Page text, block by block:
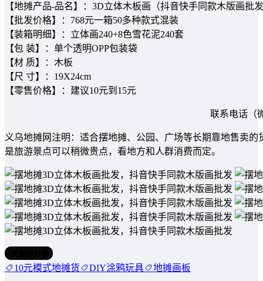
【地摊产品-品名】：3D立体木板画（抖音快手同款木版画批
【批发价格】：768元一箱50多种款式混装
【装箱明细】：立体画240+8色雪花泥240套
【包 装】：单个透明OPP包装袋
【材 质】：木板
【尺 寸】：19X24cm
【零售价格】：建议10元到15元
联系电话（
义乌地摊网注明：适合摆地摊、公园、广场等长期靠地售卖
是旅游景点可以稍微贵点，看地方和人群消费而定。
10元模式地摊货 DIY涂鸦玩具 地摊画板